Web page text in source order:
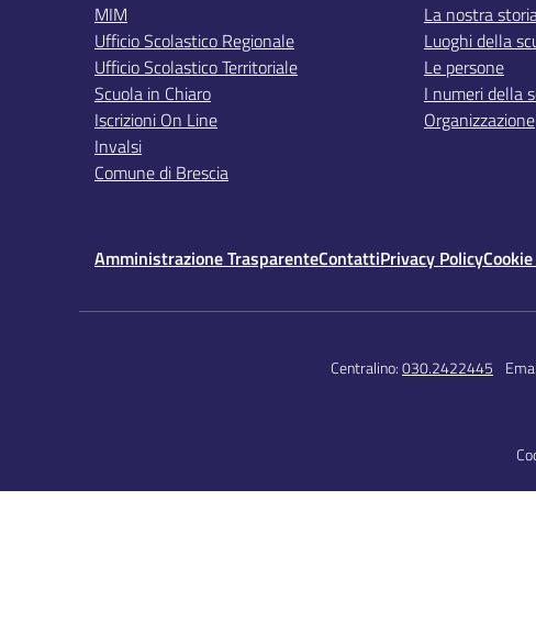
MIM
Ufficio Scolastico Regionale
Ufficio Scolastico Territoriale
Scuola in Chiaro
Iscrizioni On Line
Invalsi
Comune di Brescia
La nostra
Luoghi della
Le persone
I numeri della
Organizzazione
Amministrazione TrasparenteContattiPrivacy Policy
Centralino:030.2422445